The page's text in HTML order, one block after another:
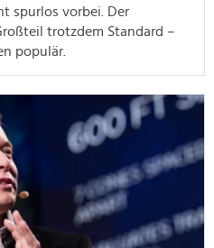
spurlos vorbei. Der
trotzdem Standard –
populär.